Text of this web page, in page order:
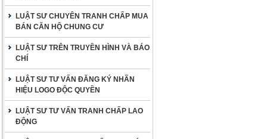
LUẬT SƯ CHUYÊN TRANH CHẤP MUA
BÁN CĂN HỘ CHUNG CƯ
LUẬT SƯ TRÊN TRUYỀN HÌNH VÀ BÁO
CHÍ
LUẬT SƯ TƯ VẤN ĐĂNG KÝ NHÃN
HIỆU LOGO ĐỘC QUYỀN
LUẬT SƯ TƯ VẤN TRANH CHẤP LAO
ĐỘNG